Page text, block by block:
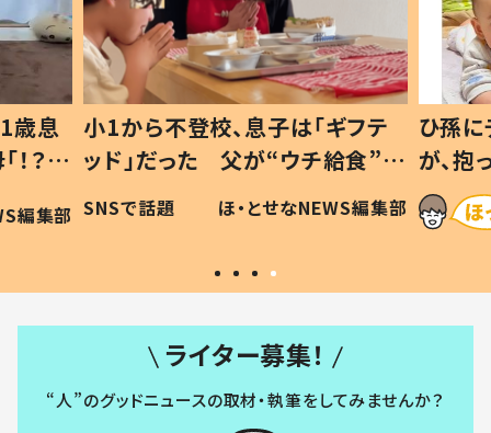
歳息
？」
編集部
小1から不登校、息子は「ギフテ
ッド」だった 父が“ウチ給食”を
作り続ける理由とは #令和の親
#令和の子
SNSで話題 ほ・とせなNEWS編集部
ひ孫
が、
「涙が
い」
ライター募集！
“人”のグッドニュースの取材・執筆をしてみませんか？